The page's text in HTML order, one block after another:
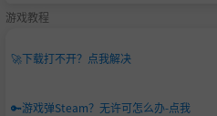
游戏教程
🚀下载打不开？点我解决
🔑游戏弹Steam？无许可怎么办-点我